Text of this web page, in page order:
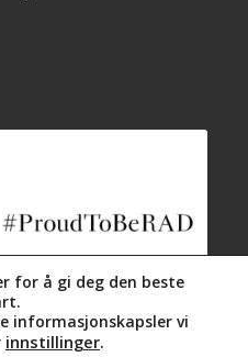
for å gi deg den beste
informasjonskapsler vi
innstillinger.